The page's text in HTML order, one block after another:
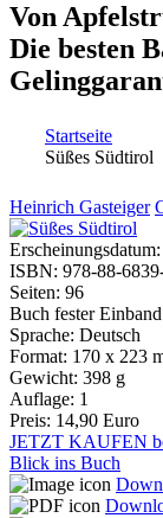
Von
Die besten
Sie sind hier
Startseite
Süßes Südtirol
Heinrich Gasteiger
Erscheinungsdatum:
ISBN: 978-88-
Seiten: 96
Buch fester
Sprache: Deutsch
Format: 170 x 223
Gewicht: 398 g
Auflage: 1
Preis: 14,90 Euro
JETZT KAUFEN
Blick ins Buch